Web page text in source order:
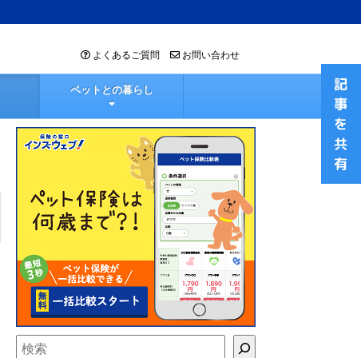
よくあるご質問 お問い合わせ
ペットとの暮らし